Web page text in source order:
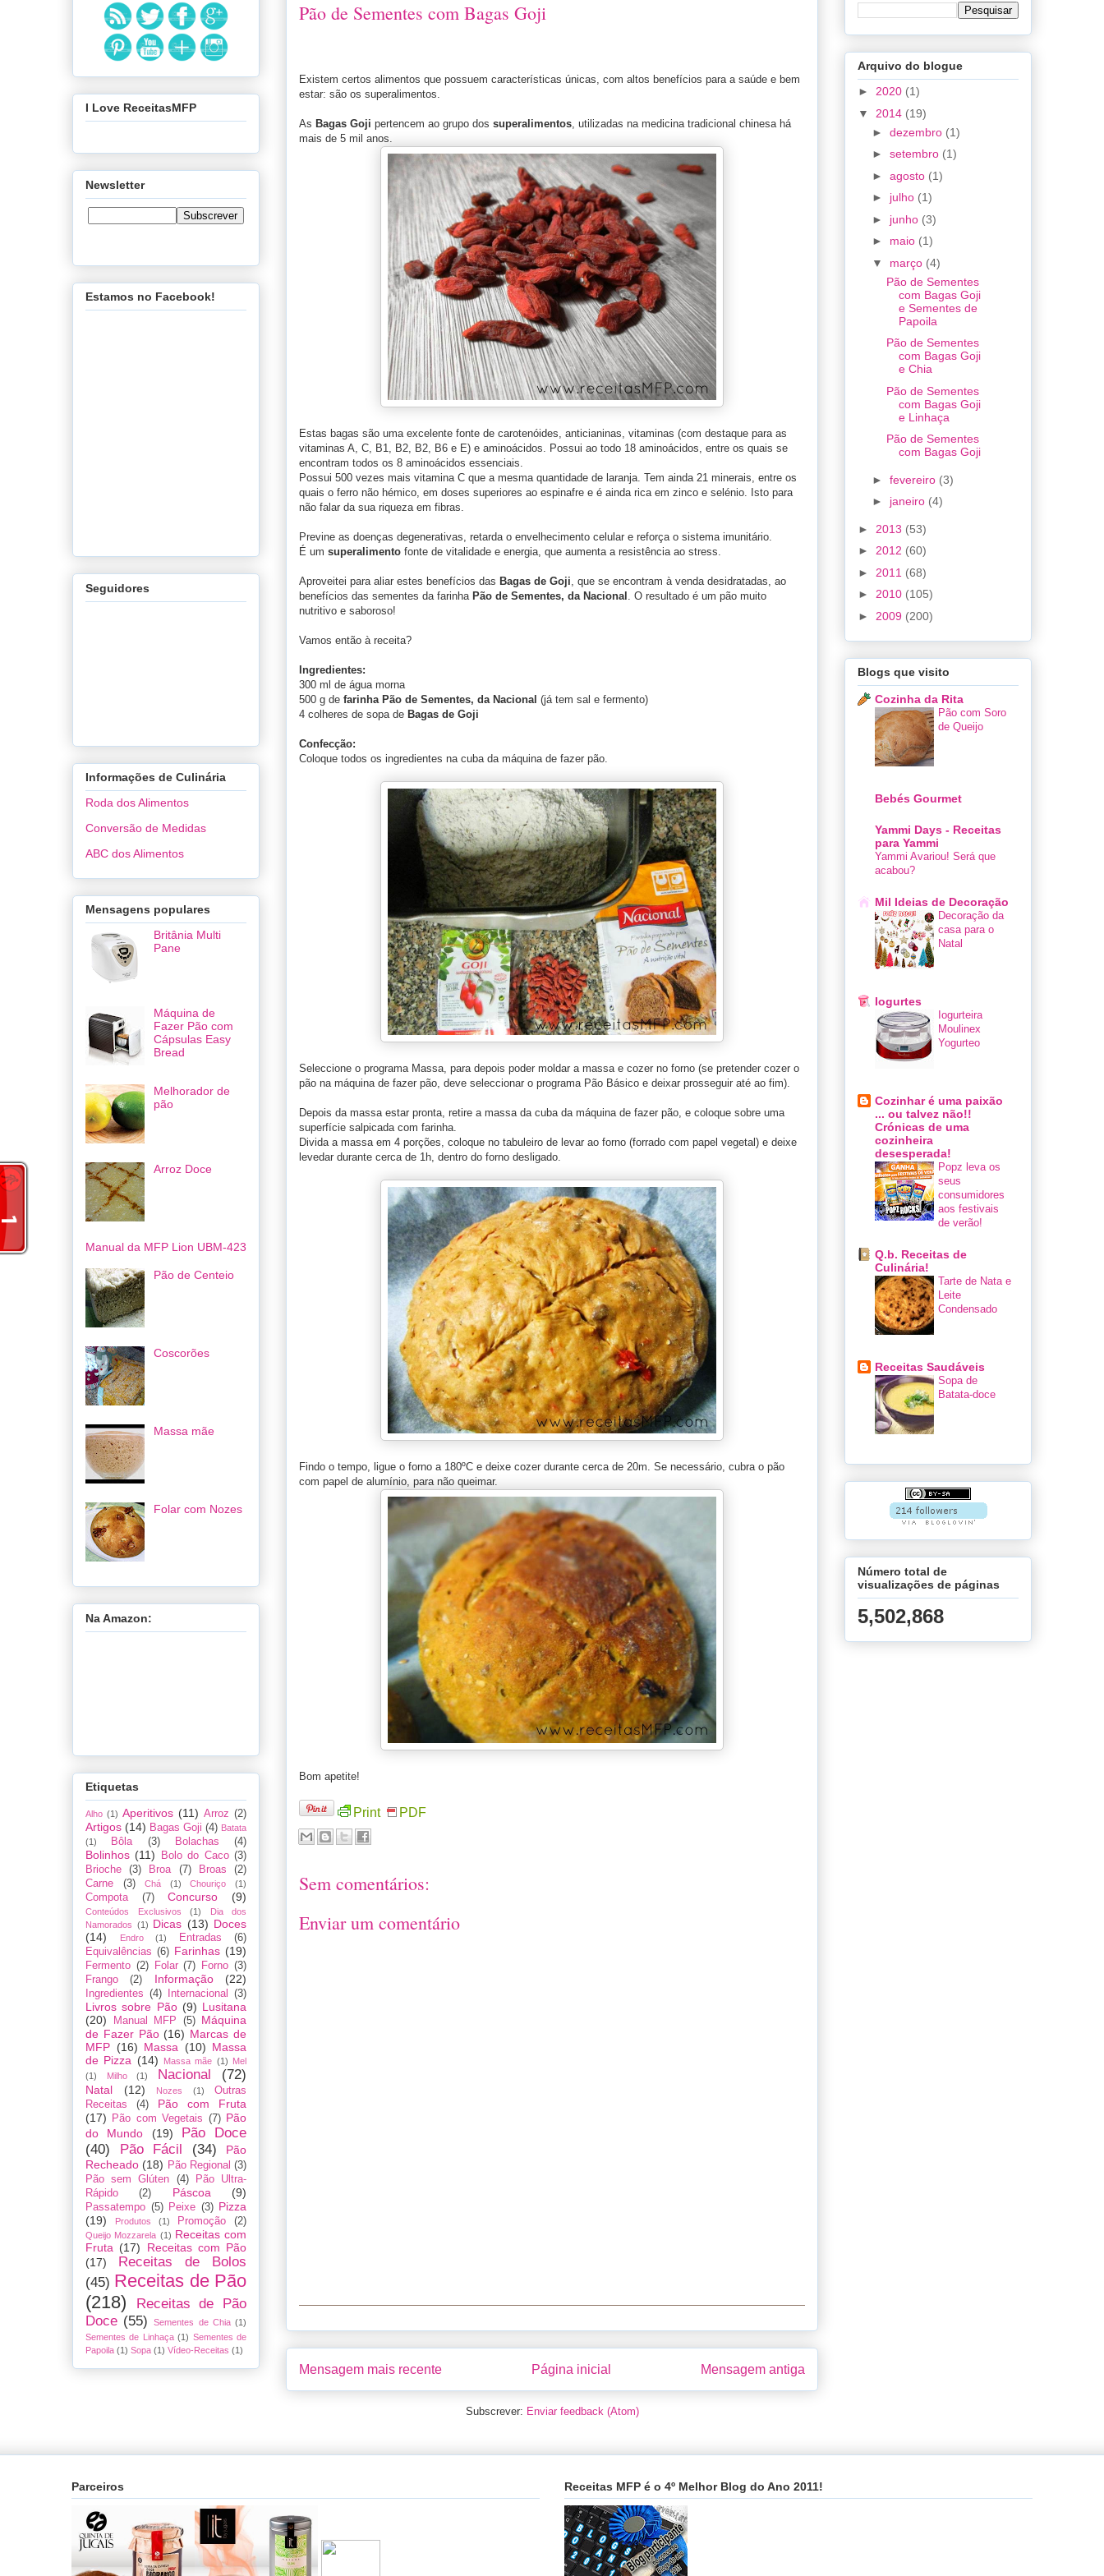
Pão de Sementes com Bagas Goji
Existem certos alimentos que possuem características únicas, com altos benefícios para a saúde e bem
estar: são os superalimentos.
As Bagas Goji pertencem ao grupo dos superalimentos , utilizadas na medicina tradicional chinesa há
mais de 5 mil anos.
Estas bagas são uma excelente fonte de carotenóides, anticianinas, vitaminas (com destaque para as
vitaminas A, C, B1, B2, B2, B6 e E) e aminoácidos. Possui ao todo 18 aminoácidos, entre os quais se
encontram todos os 8 aminoácidos essenciais.
Possui 500 vezes mais vitamina C que a mesma quantidade de laranja. Tem ainda 21 minerais, entre os
quais o ferro não hémico, em doses superiores ao espinafre e é ainda rica em zinco e selénio. Isto para
não falar da sua riqueza em fibras.
Previne as doenças degenerativas, retarda o envelhecimento celular e reforça o sistema imunitário.
É um superalimento fonte de vitalidade e energia, que aumenta a resistência ao stress.
Aproveitei para aliar estes benefícios das Bagas de Goji , que se encontram à venda desidratadas, ao
benefícios das sementes da farinha Pão de Sementes, da Nacional . O resultado é um pão muito
nutritivo e saboroso!
Vamos então à receita?
Ingredientes:
300 ml de água morna
500 g de farinha Pão de Sementes, da Nacional (já tem sal e fermento)
4 colheres de sopa de Bagas de Goji
Confecção:
Coloque todos os ingredientes na cuba da máquina de fazer pão.
Seleccione o programa Massa, para depois poder moldar a massa e cozer no forno (se pretender cozer o
pão na máquina de fazer pão, deve seleccionar o programa Pão Básico e deixar prosseguir até ao fim).
Depois da massa estar pronta, retire a massa da cuba da máquina de fazer pão, e coloque sobre uma
superfície salpicada com farinha.
Divida a massa em 4 porções, coloque no tabuleiro de levar ao forno (forrado com papel vegetal) e deixe
levedar durante cerca de 1h, dentro do forno desligado.
Findo o tempo, ligue o forno a 180ºC e deixe cozer durante cerca de 20m. Se necessário, cubra o pão
com papel de alumínio, para não queimar.
Bom apetite!
Print PDF
Sem comentários:
Enviar um comentário
Mensagem mais recente Mensagem antiga
Página inicial
Subscrever: Enviar feedback (Atom)
I Love ReceitasMFP
Newsletter
Estamos no Facebook!
Seguidores
Informações de Culinária
Roda dos Alimentos
Conversão de Medidas
ABC dos Alimentos
Mensagens populares
Britânia Multi
Pane
Máquina de
Fazer Pão com
Cápsulas Easy
Bread
Melhorador de
pão
Arroz Doce
Manual da MFP Lion UBM-423
Pão de Centeio
Coscorões
Massa mãe
Folar com Nozes
Na Amazon:
Etiquetas
Alho (1) Aperitivos (11) Arroz (2)
Artigos (14) Bagas Goji (4) Batata
(1)
Bôla (3) Bolachas (4)
Bolinhos (11) Bolo do Caco (3)
Brioche
(3) Broa (7) Broas
(2)
Carne
(3) Chá (1) Chouriço (1)
Compota (7) Concurso (9)
Conteúdos Exclusivos (1)
Dia dos
Namorados (1) Dicas (13) Doces
(14)
Endro (1) Entradas
(6)
Equivalências (6) Farinhas (19)
Fermento (2) Folar (7) Forno (3)
Frango
(2) Informação (22)
Ingredientes (4) Internacional (3)
Livros sobre Pão (9) Lusitana
(20)
Manual MFP (5)
Máquina
de Fazer Pão (16) Marcas de
MFP (16) Massa (10) Massa
de Pizza (14) Massa mãe (1) Mel
(1)
Milho (1) Nacional (72)
Natal (12) Nozes (1)
Outras
Receitas
(4)
Pão com Fruta
(17)
Pão com Vegetais (7) Pão
do Mundo
(19)
Pão Doce
(40)
Pão Fácil (34)
Pão
Recheado (18) Pão Regional (3)
Pão sem Glúten
(4)
Pão Ultra-
Rápido
(2) Páscoa (9)
Passatempo (5) Peixe (3) Pizza
(19)
Produtos (1) Promoção (2)
Queijo Mozzarela (1) Receitas com
Fruta (17)
Receitas com Pão
(17)
Receitas de Bolos
(45) Receitas de Pão
(218)
Receitas de Pão
Doce (55) Sementes de Chia (1)
Sementes de Linhaça (1) Sementes de
Papoila (1) Sopa (1) Vídeo-Receitas (1)
Arquivo do blogue
► 2020 (1)
▼ 2014 (19)
► dezembro (1)
► setembro (1)
► agosto (1)
► julho (1)
► junho (3)
► maio (1)
▼ março (4)
Pão de Sementes
com Bagas Goji
e Sementes de
Papoila
Pão de Sementes
com Bagas Goji
e Chia
Pão de Sementes
com Bagas Goji
e Linhaça
Pão de Sementes
com Bagas Goji
► fevereiro (3)
► janeiro (4)
► 2013 (53)
► 2012 (60)
► 2011 (68)
► 2010 (105)
► 2009 (200)
Blogs que visito
Cozinha da Rita
Pão com Soro
de Queijo
Bebés Gourmet
Yammi Days - Receitas
para Yammi
Yammi Avariou! Será que
acabou?
Mil Ideias de Decoração
Decoração da
casa para o
Natal
Iogurtes
Iogurteira
Moulinex
Yogurteo
Cozinhar é uma paixão
... ou talvez não!!
Crónicas de uma
cozinheira
desesperada!
Popz leva os
seus
consumidores
aos festivais
de verão!
Q.b. Receitas de
Culinária!
Tarte de Nata e
Leite
Condensado
Receitas Saudáveis
Sopa de
Batata-doce
Número total de
visualizações de páginas
5,502,868
Parceiros Receitas MFP é o 4º Melhor Blog do Ano 2011!